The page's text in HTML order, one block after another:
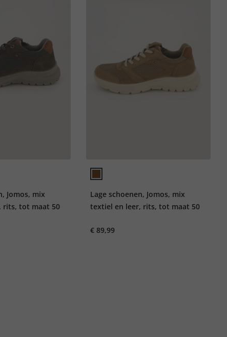
Jomos, mix
rits, tot maat 50
Lage schoenen, Jomos, mix
textiel en leer, rits, tot maat 50
€ 89,99